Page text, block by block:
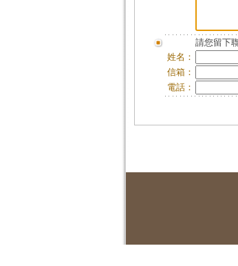
請您留下
姓名：
信箱：
電話：